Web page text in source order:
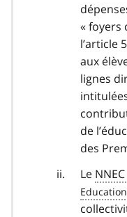
« foyers
l’article
aux
lignes
de
des
Le NNEC